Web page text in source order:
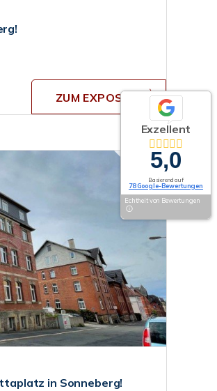
ZUM EXPOSÉ
in Sonneberg!
Exzellent
5,0
Basierend auf
78 Google-Bewertungen
Echtheit von Bewertungen